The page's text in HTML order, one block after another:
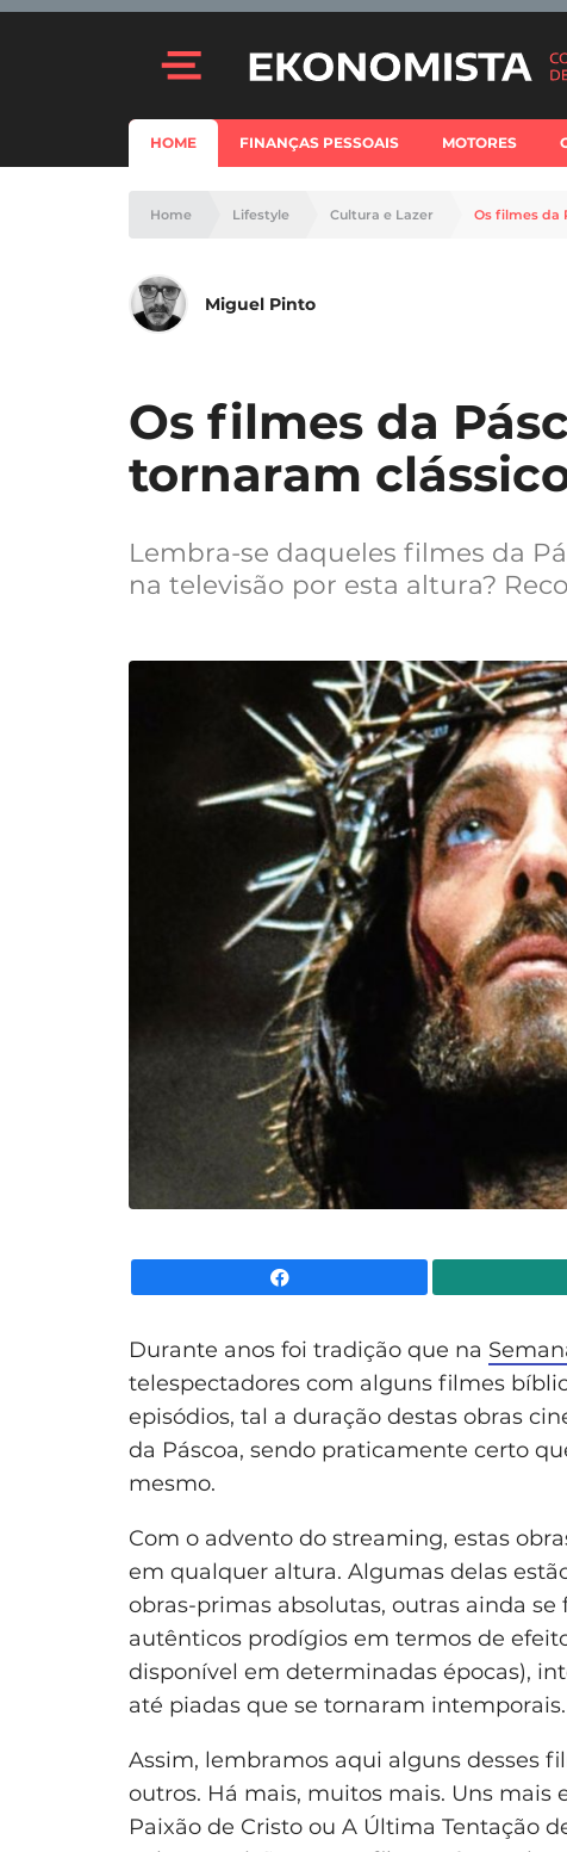
HOME FINANÇAS PESSOAIS MOTORES
Home Lifestyle Cultura e Lazer Os filmes da
Miguel Pinto
Os filmes da
tornaram
Lembra-se daqueles filmes da
na televisão por esta altura?
Durante anos foi tradição que na
telespectadores com alguns filmes
episódios, tal a duração destas obras
da Páscoa, sendo praticamente certo
mesmo.
Com o advento do streaming, estas
em qualquer altura. Algumas delas
obras-primas absolutas, outras ainda
autênticos prodígios em termos de
disponível em determinadas épocas),
até piadas que se tornaram intemporais.
Assim, lembramos aqui alguns desses
outros. Há mais, muitos mais. Uns mais
Paixão de Cristo ou A Última Tentação